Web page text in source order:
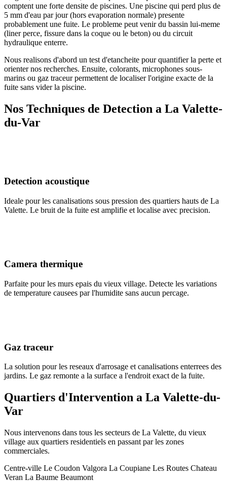
comptent une forte densite de piscines. Une piscine qui perd plus de
5 mm d'eau par jour (hors evaporation normale) presente
probablement une fuite. Le probleme peut venir du bassin lui-meme
(liner perce, fissure dans la coque ou le beton) ou du circuit
hydraulique enterre.
Nous realisons d'abord un test d'etancheite pour quantifier la perte et
orienter nos recherches. Ensuite, colorants, microphones sous-
marins ou gaz traceur permettent de localiser l'origine exacte de la
fuite sans vider la piscine.
Nos Techniques de Detection a La Valette-
du-Var
Detection acoustique
Ideale pour les canalisations sous pression des quartiers hauts de La
Valette. Le bruit de la fuite est amplifie et localise avec precision.
Camera thermique
Parfaite pour les murs epais du vieux village. Detecte les variations
de temperature causees par l'humidite sans aucun percage.
Gaz traceur
La solution pour les reseaux d'arrosage et canalisations enterrees des
jardins. Le gaz remonte a la surface a l'endroit exact de la fuite.
Quartiers d'Intervention a La Valette-du-
Var
Nous intervenons dans tous les secteurs de La Valette, du vieux
village aux quartiers residentiels en passant par les zones
commerciales.
Centre-ville Le Coudon Valgora La Coupiane Les Routes Chateau
Veran La Baume Beaumont